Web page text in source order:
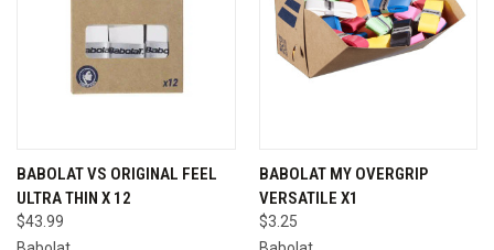
BABOLAT VS ORIGINAL FEEL
ULTRA THIN X 12
$43.99
BABOLAT MY OVERGRIP
VERSATILE X1
$3.25